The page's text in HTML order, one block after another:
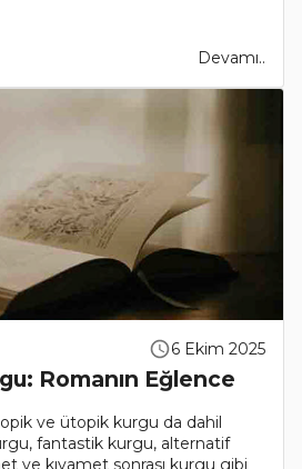
Devamı..
6 Ekim 2025
Romanın Eğlence
ve ütopik kurgu da dahil
fantastik kurgu, alternatif
ve kıyamet sonrası kurgu gibi